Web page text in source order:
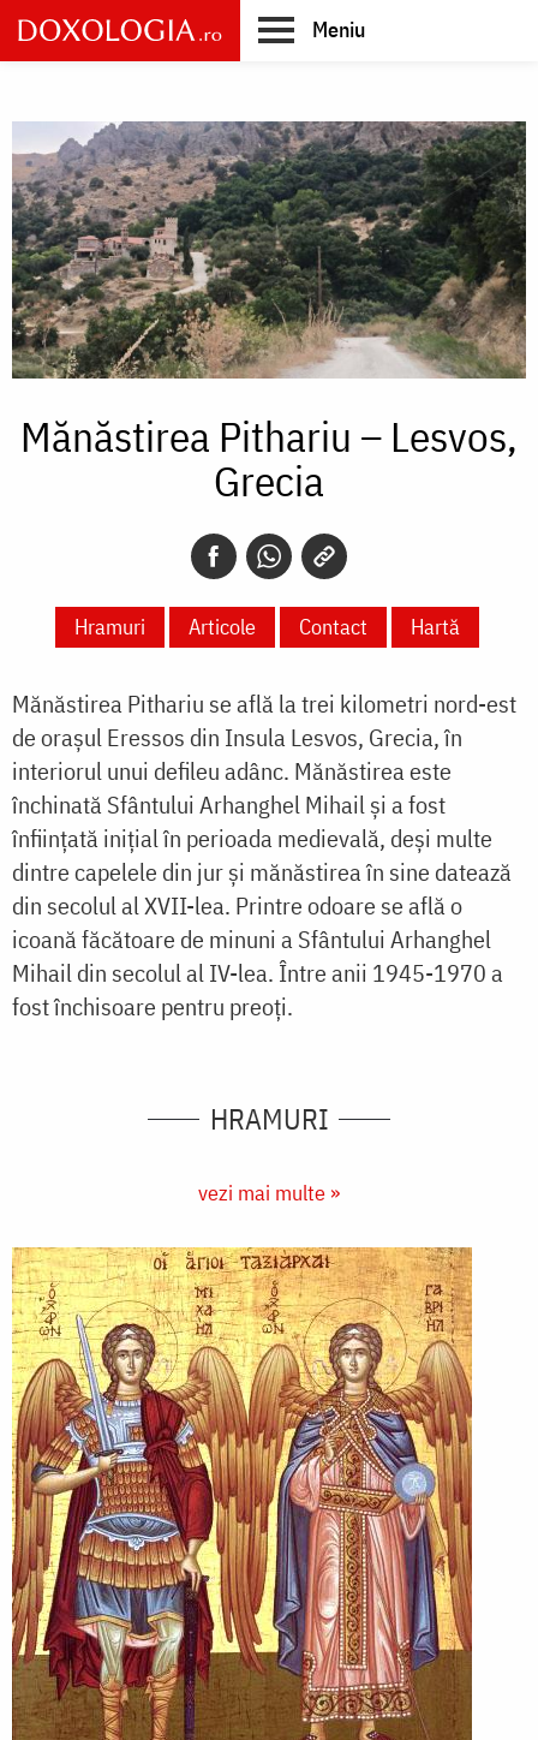
Skip
to
main
Meniu
Mănăstirea Pithariu – Lesvos,
Grecia
Hramuri Articole Contact Hartă
Mănăstirea Pithariu se află la trei kilometri nord-est
de orașul Eressos din Insula Lesvos, Grecia, în
interiorul unui defileu adânc. Mănăstirea este
închinată Sfântului Arhanghel Mihail și a fost
înființată inițial în perioada medievală, deși multe
dintre capelele din jur și mănăstirea în sine datează
din secolul al XVII-lea. Printre odoare se află o
icoană făcătoare de minuni a Sfântului Arhanghel
Mihail din secolul al IV-lea. Între anii 1945-1970 a
fost închisoare pentru preoți.
HRAMURI
vezi mai multe »